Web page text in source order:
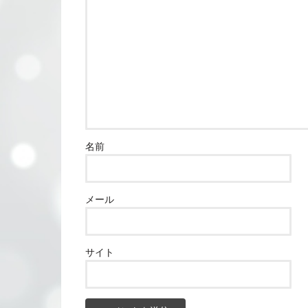
名前
メール
サイト